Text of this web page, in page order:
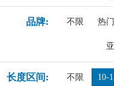
品牌: 不限 热门
长度区间: 不限 10-